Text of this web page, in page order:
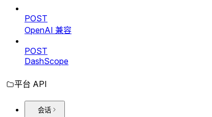
POST
OpenAI 兼容
POST
DashScope
平台 API
会话